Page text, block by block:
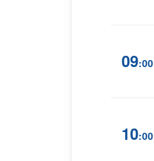
09:00
10:00